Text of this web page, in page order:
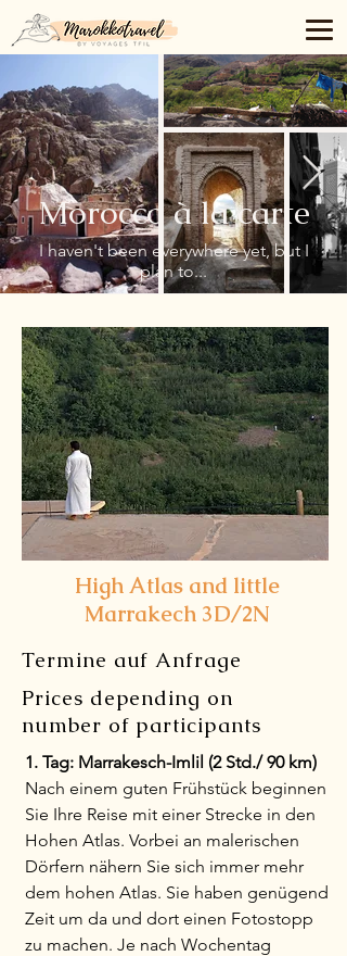
Morocco à la carte
I haven't been everywhere yet, but I
plan to...
Termine auf Anfrage
Prices depending on
number of participants
1. Tag: Marrakesch-Imlil (2 Std./ 90 km)
Nach einem guten Frühstück beginnen
Sie Ihre Reise mit einer Strecke in den
Hohen Atlas. Vorbei an malerischen
Dörfern nähern Sie sich immer mehr
dem hohen Atlas. Sie haben genügend
Zeit um da und dort einen Fotostopp
zu machen. Je nach Wochentag
High Atlas and little
Marrakech 3D/2N